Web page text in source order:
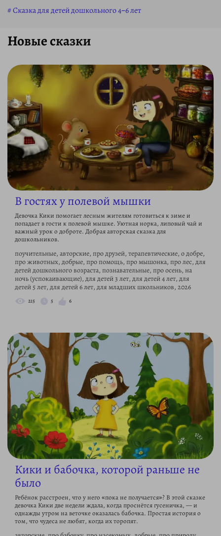
Сказка для детей дошкольного 4–6 лет
Новые сказки
В гостях у полевой мышки
Девочка Кики помогает лесным жителям готовиться к зиме и
попадает в гости к полевой мышке. Уютная норка, липовый чай и
важный урок о доброте. Добрая авторская сказка для
дошкольников.
поучительные, авторские, про друзей, терапевтические, о добре,
про животных, добрые, про помощь, про мышонка, про лес, для
детей дошкольного возраста, познавательные, про осень, на
ночь (успокаивающие), для детей 3 лет, для детей 4 лет, для
детей 5 лет, для детей 6 лет, для младших школьников, 2026
215 5 6
Кики и бабочка, которой раньше не
было
Ребёнок расстроен, что у него «пока не получается»? В этой сказке
девочка Кики две недели ждала, когда проснётся гусеничка, — и
однажды утром на веточке оказалась бабочка. Простая история о
том, что чудеса не любят, когда их торопят.